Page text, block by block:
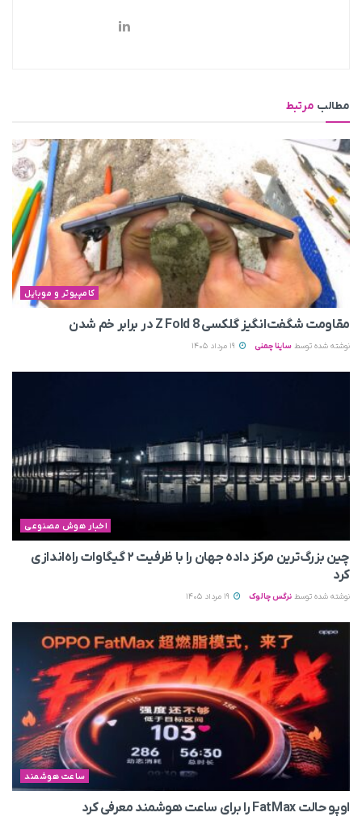
مطالب مرتبط
کامپیوتر و موبایل
مقاومت شگفت‌انگیز گلکسی Z Fold 8 در برابر خم شدن
نوشته شده توسط ساینا چمنی
اخبار هوش مصنوعی
چین بزرگ‌ترین مرکز داده جهان را با ظرفیت ۲ گیگاوات راه‌اندازی
کرد
نوشته شده توسط نرگس چالوک
ساعت هوشمند
اوپو حالت FatMax را برای ساعت هوشمند معرفی کرد